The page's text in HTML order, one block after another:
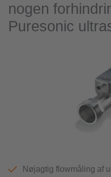
nogen
Puresonic
Nøjagtig flowmåling af